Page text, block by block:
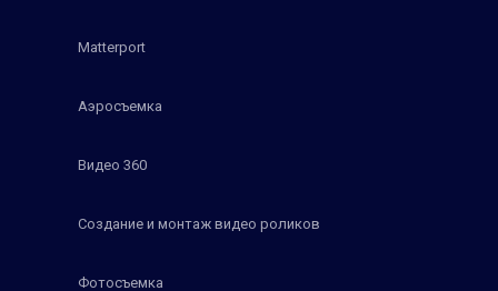
Matterport
Аэросъемка
Видео 360
Создание и монтаж видео роликов
Фотосъемка